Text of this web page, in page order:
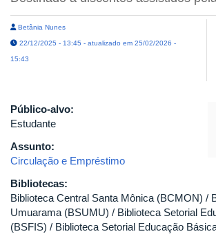
Betânia Nunes
22/12/2025 - 13:45 - atualizado em 25/02/2026 -
15:43
Público-alvo:
Estudante
Assunto:
Circulação e Empréstimo
Bibliotecas:
Biblioteca Central Santa Mônica (BCMON) /
Umuarama (BSUMU) / Biblioteca Setorial
(BSFIS) / Biblioteca Setorial Educação